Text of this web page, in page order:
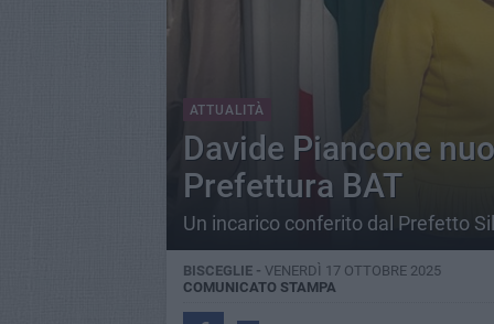
ATTUALITÀ
Davide Piancone
Prefettura BAT
Un incarico conferito dal Prefetto
BISCEGLIE - VENERDÌ 17 OTTOBRE 2025
COMUNICATO STAMPA